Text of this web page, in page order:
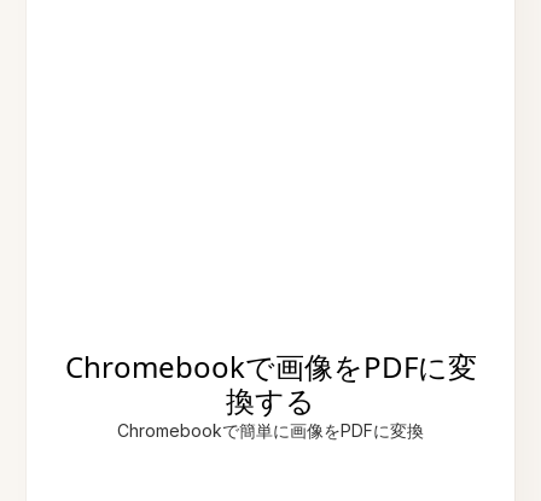
Chromebookで画像をPDFに変
換する
Chromebookで簡単に画像をPDFに変換